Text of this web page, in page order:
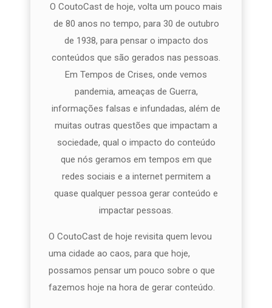
O CoutoCast de hoje, volta um pouco mais
de 80 anos no tempo, para 30 de outubro
de 1938, para pensar o impacto dos
conteúdos que são gerados nas pessoas.
Em Tempos de Crises, onde vemos
pandemia, ameaças de Guerra,
informações falsas e infundadas, além de
muitas outras questões que impactam a
sociedade, qual o impacto do conteúdo
que nós geramos em tempos em que
redes sociais e a internet permitem a
quase qualquer pessoa gerar conteúdo e
impactar pessoas.
O CoutoCast de hoje revisita quem levou
uma cidade ao caos, para que hoje,
possamos pensar um pouco sobre o que
fazemos hoje na hora de gerar conteúdo.